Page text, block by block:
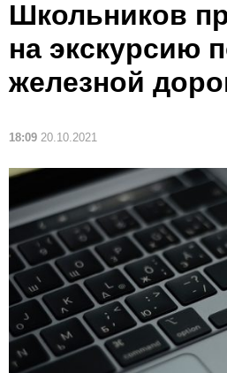
Школьников
на экскурсию
железной
18:09 20.10.2021